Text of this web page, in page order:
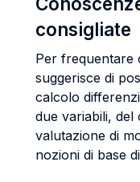
consigliate
Per frequentare
suggerisce di
calcolo
due variabili,
valutazione di
nozioni di base